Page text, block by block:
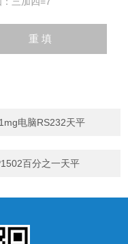
电脑RS232天平
百分之一天平